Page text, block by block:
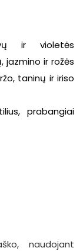
ir violetės
jazmino ir rožės
taninų ir iriso
prabangiai
naudojant